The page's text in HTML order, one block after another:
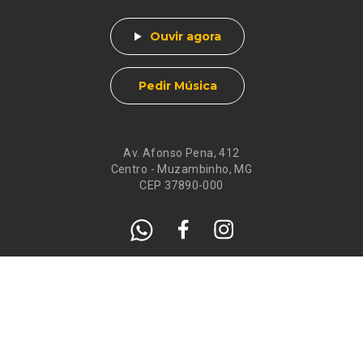
Av. Afonso Pena, 412
Centro - Muzambinho, MG
CEP 37890-000
Ouvir agora
Pedir Música